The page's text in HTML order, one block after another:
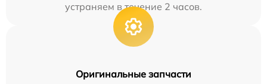
устраняем в течение 2 часов.
Оригинальные запчасти